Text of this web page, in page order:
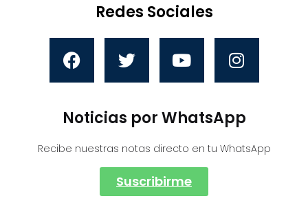
Redes Sociales
Noticias por WhatsApp
Recibe nuestras notas directo en tu WhatsApp
Suscribirme